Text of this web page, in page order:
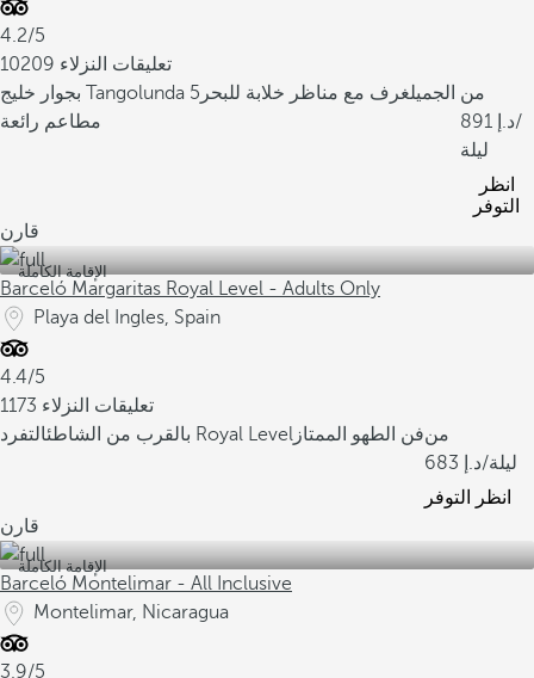
4.2/5
10209 تعليقات النزلاء
بجوار خليج Tangolunda الجميلغرف مع مناظر خلابة للبحر 5
مطاعم رائعة
من
891
/
ليلة
انظر
التوفر
قارن
الإقامة الكاملة
Barceló Margaritas Royal Level - Adults Only
Playa del Ingles, Spain
4.4/5
1173 تعليقات النزلاء
بالقرب من الشاطئ التفرد Royal Level فن الطهو الممتازمن
683
/ليلة
انظر التوفر
قارن
الإقامة الكاملة
Barceló Montelimar - All Inclusive
Montelimar, Nicaragua
3.9/5